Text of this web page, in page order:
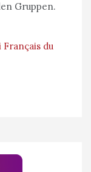
Gruppen.
du